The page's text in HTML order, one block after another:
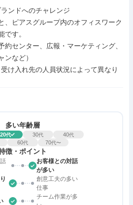
ンドへのチャレンジ
、ピアスグループ内のオフィスワーク
です。
約センター、広報・マーケティング、
ンなど）
け入れ先の人員状況によって異なり
多い年齢層
20代 30代 40代
60代 70代〜
徴・ポイント
お客様との対話
が多い
創意工夫の多い
仕事
チーム作業が多